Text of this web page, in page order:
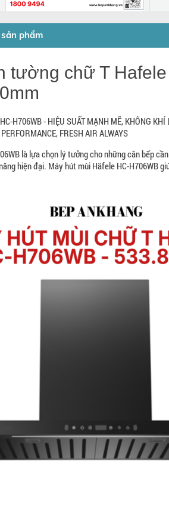
Máy hút mùi áp tường
HMH.DWB66DM50B -
Made in Germany
HMH.DWB66DM50B
phẩm
tường chữ T
H706WB - HIỆU SUẤT MẠNH MẼ, KHÔNG
FRESH AIR ALWAYS
là lựa chọn lý tưởng cho những căn bếp
hiện đại. Máy hút mùi Häfele HC-H706WB